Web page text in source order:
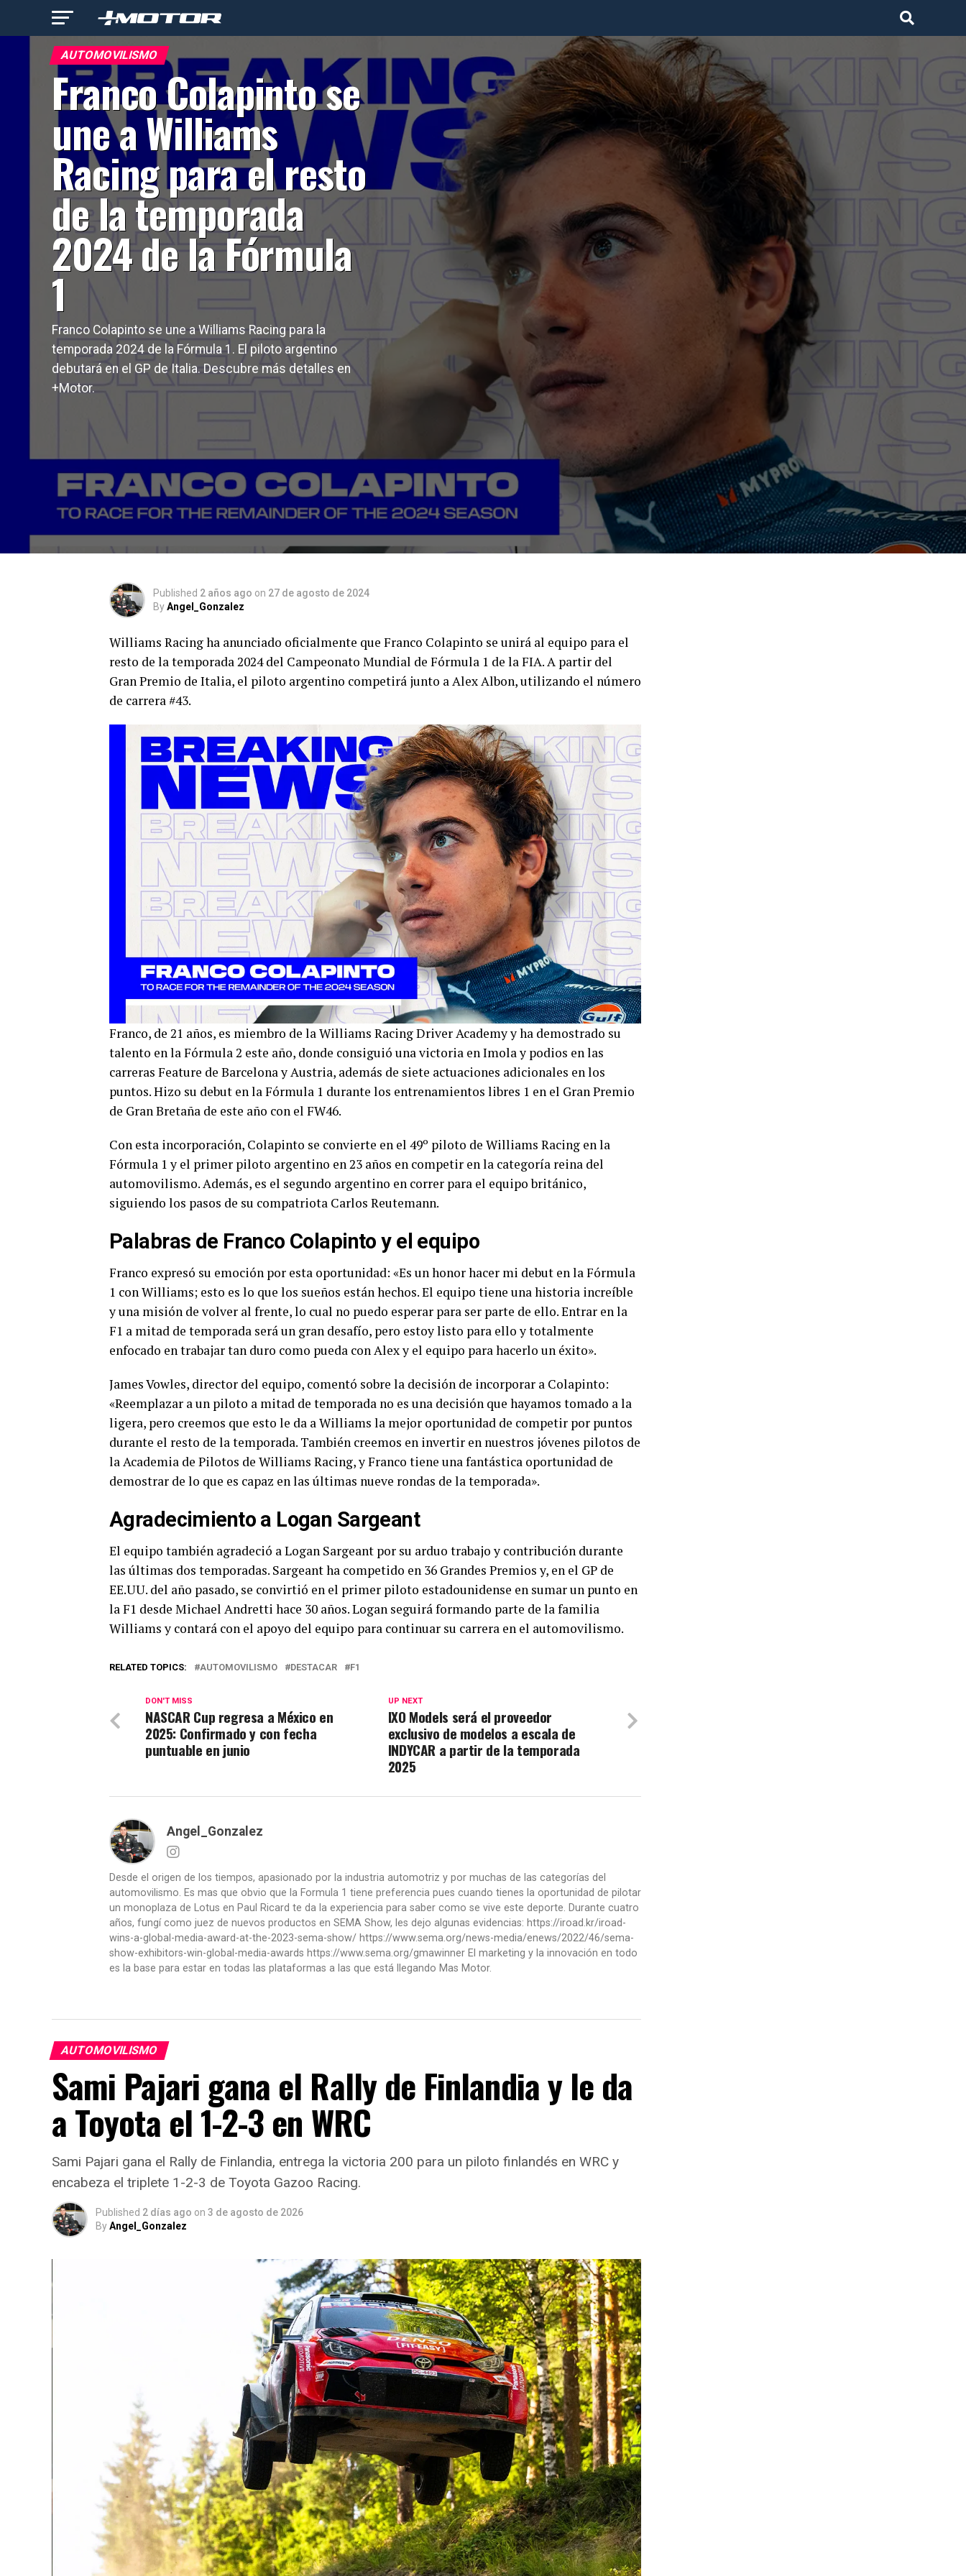
AUTOMOVILISMO
Franco Colapinto se
une a Williams
Racing para el resto
de la temporada
2024 de la Fórmula
1
Franco Colapinto se une a Williams Racing para la
temporada 2024 de la Fórmula 1. El piloto argentino
debutará en el GP de Italia. Descubre más detalles en
+Motor.
Published 2 años ago on 27 de agosto de 2024
ByAngel_Gonzalez
Williams Racing ha anunciado oficialmente que Franco Colapinto se unirá al equipo para el
resto de la temporada 2024 del Campeonato Mundial de Fórmula 1 de la FIA. A partir del
Gran Premio de Italia, el piloto argentino competirá junto a Alex Albon, utilizando el número
de carrera #43.
Franco, de 21 años, es miembro de la Williams Racing Driver Academy y ha demostrado su
talento en la Fórmula 2 este año, donde consiguió una victoria en Imola y podios en las
carreras Feature de Barcelona y Austria, además de siete actuaciones adicionales en los
puntos. Hizo su debut en la Fórmula 1 durante los entrenamientos libres 1 en el Gran Premio
de Gran Bretaña de este año con el FW46.
Con esta incorporación, Colapinto se convierte en el 49º piloto de Williams Racing en la
Fórmula 1 y el primer piloto argentino en 23 años en competir en la categoría reina del
automovilismo. Además, es el segundo argentino en correr para el equipo británico,
siguiendo los pasos de su compatriota Carlos Reutemann.
Palabras de Franco Colapinto y el equipo
Franco expresó su emoción por esta oportunidad: «Es un honor hacer mi debut en la Fórmula
1 con Williams; esto es lo que los sueños están hechos. El equipo tiene una historia increíble
y una misión de volver al frente, lo cual no puedo esperar para ser parte de ello. Entrar en la
F1 a mitad de temporada será un gran desafío, pero estoy listo para ello y totalmente
enfocado en trabajar tan duro como pueda con Alex y el equipo para hacerlo un éxito».
James Vowles, director del equipo, comentó sobre la decisión de incorporar a Colapinto:
«Reemplazar a un piloto a mitad de temporada no es una decisión que hayamos tomado a la
ligera, pero creemos que esto le da a Williams la mejor oportunidad de competir por puntos
durante el resto de la temporada. También creemos en invertir en nuestros jóvenes pilotos de
la Academia de Pilotos de Williams Racing, y Franco tiene una fantástica oportunidad de
demostrar de lo que es capaz en las últimas nueve rondas de la temporada».
Agradecimiento a Logan Sargeant
El equipo también agradeció a Logan Sargeant por su arduo trabajo y contribución durante
las últimas dos temporadas. Sargeant ha competido en 36 Grandes Premios y, en el GP de
EE.UU. del año pasado, se convirtió en el primer piloto estadounidense en sumar un punto en
la F1 desde Michael Andretti hace 30 años. Logan seguirá formando parte de la familia
Williams y contará con el apoyo del equipo para continuar su carrera en el automovilismo.
RELATED TOPICS: AUTOMOVILISMO DESTACAR F1
UP NEXT
IXO Models será el proveedor
exclusivo de modelos a escala de
INDYCAR a partir de la temporada
2025
DON'T MISS
NASCAR Cup regresa a México en
2025: Confirmado y con fecha
puntuable en junio
Angel_Gonzalez
Desde el origen de los tiempos, apasionado por la industria automotriz y por muchas de las categorías del
automovilismo. Es mas que obvio que la Formula 1 tiene preferencia pues cuando tienes la oportunidad de pilotar
un monoplaza de Lotus en Paul Ricard te da la experiencia para saber como se vive este deporte. Durante cuatro
años, fungí como juez de nuevos productos en SEMA Show, les dejo algunas evidencias: https://iroad.kr/iroad-
wins-a-global-media-award-at-the-2023-sema-show/ https://www.sema.org/news-media/enews/2022/46/sema-
show-exhibitors-win-global-media-awards https://www.sema.org/gmawinner El marketing y la innovación en todo
es la base para estar en todas las plataformas a las que está llegando Mas Motor.
AUTOMOVILISMO
Sami Pajari gana el Rally de Finlandia y le da
a Toyota el 1-2-3 en WRC
Sami Pajari gana el Rally de Finlandia, entrega la victoria 200 para un piloto finlandés en WRC y
encabeza el triplete 1-2-3 de Toyota Gazoo Racing.
Published 2 días ago on 3 de agosto de 2026
ByAngel_Gonzalez